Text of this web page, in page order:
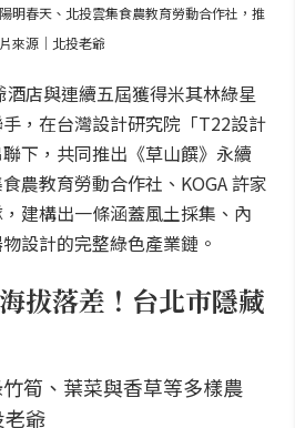
明春天、北投雲集食農教育勞動合作社，推
來源｜北投老爺
店與連續五屆獲得米其林綠星
，在台灣設計研究院「T22設計
下，共同推出《草山饌》永續
農教育勞動合作社、KOGA 許家
建構出一條涵蓋風土採集、內
設計的完整綠色產業鏈。
拔落差！台北市隱藏